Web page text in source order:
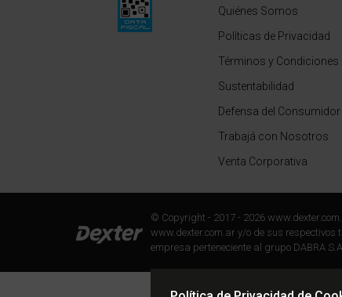
Quiénes Somos
Políticas de Privacidad
Términos y Condiciones
Sustentabilidad
Defensa del Consumidor
Trabajá con Nosotros
Venta Corporativa
© Copyright - 2017 - 2026
www.dexter.com.ar y/o de sus
empresa perteneciente al grupo DABRA